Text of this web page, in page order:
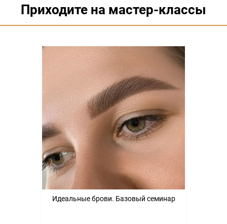
Приходите на мастер-классы
Идеальные брови. Базовый семинар